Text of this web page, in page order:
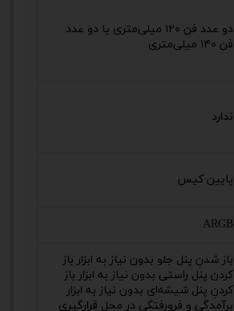
دو عدد فن ۱۲۰ میلی‌متری یا دو عدد
فن ۱۴۰ میلی‌متری
ندارد
پایین کیس
ARGB
باز شدنِ پنل جلو بدون نیاز به ابزار باز
کردن پنل راستی بدون نیاز به ابزار باز
کردنِ پنل شیشه‌ای بدون نیاز به ابزار
برآمدگی و فرو‌رفتگی در محل قرارگیری